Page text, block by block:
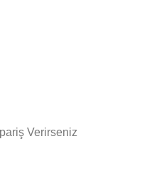
Verirseniz
Mt adet